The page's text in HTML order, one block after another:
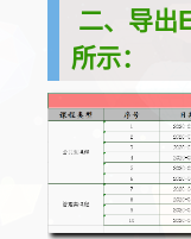
二、导出
所示：